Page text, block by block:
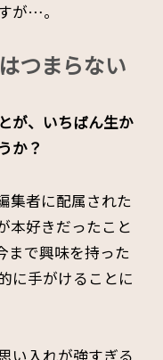
が…。
つまらない
が、いちばん生か
か？
集者に配属された
本好きだったこと
まで興味を持った
に手がけることに